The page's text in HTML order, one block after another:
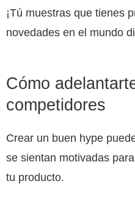
¡Tú muestras que tienes
novedades en el mundo
Cómo
competidores
Crear un buen hype
se sientan motivadas
tu producto.